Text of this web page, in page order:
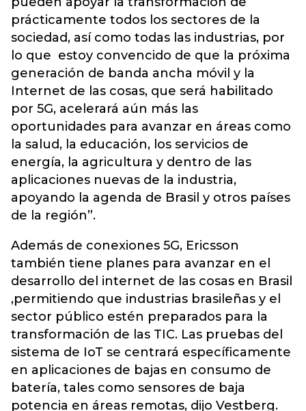
prácticamente todos los sectores de la
sociedad, así como todas las industrias, por
lo que estoy convencido de que la próxima
generación de banda ancha móvil y la
Internet de las cosas, que será habilitado
por 5G, acelerará aún más las
oportunidades para avanzar en áreas como
la salud, la educación, los servicios de
energía, la agricultura y dentro de las
aplicaciones nuevas de la industria,
apoyando la agenda de Brasil y otros países
de la región”.
Además de conexiones 5G, Ericsson
también tiene planes para avanzar en el
desarrollo del internet de las cosas en Brasil
,permitiendo que industrias brasileñas y el
sector público estén preparados para la
transformación de las TIC. Las pruebas del
sistema de IoT se centrará específicamente
en aplicaciones de bajas en consumo de
batería, tales como sensores de baja
potencia en áreas remotas, dijo Vestberg.